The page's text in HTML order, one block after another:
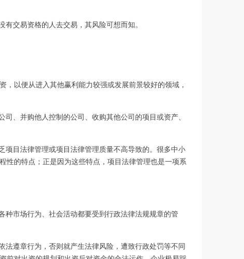
交易资格的人去交易，其风险可想而知。
以便从进入其他赢利能力较强或发展前景较好的领域，
、并购他人控制的公司、收购其他公司的项目或资产、
目法律管理或项目法律管理质量不高导致的。很多中小
性的特点；正是因为这些特点，项目法律管理也是一项系
市场行为、社会活动都要受到行政法律法规规章的管
遵章行为，否则就产生法律风险，遭致行政处罚等不同